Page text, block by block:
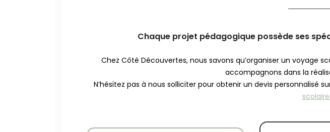
Chaque projet pédagogique possède ses
Chez Côté Découvertes, nous savons qu’organiser un voyage
accompagnons dans la
N’hésitez pas à nous solliciter pour obtenir un devis personnalisé